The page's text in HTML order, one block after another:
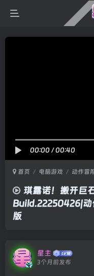
00:00 /00:40
首页 电脑游戏 动作冒
琪露诺！搬开巨
Build.22250426|动
版
星主
3个月前发布